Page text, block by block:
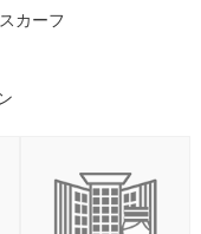
カーフ